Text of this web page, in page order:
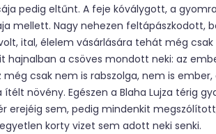
pedig eltűnt. A feje kóválygott, a
mellett. Nagy nehezen feltápászkodott,
ital, élelem vásárlására tehát még
hajnalban a csöves mondott neki: az
csak nem is rabszolga, nem is
ítélt növény. Egészen a Blaha Lujza térig
erejéig sem, pedig mindenkit
korty vizet sem adott neki senki.